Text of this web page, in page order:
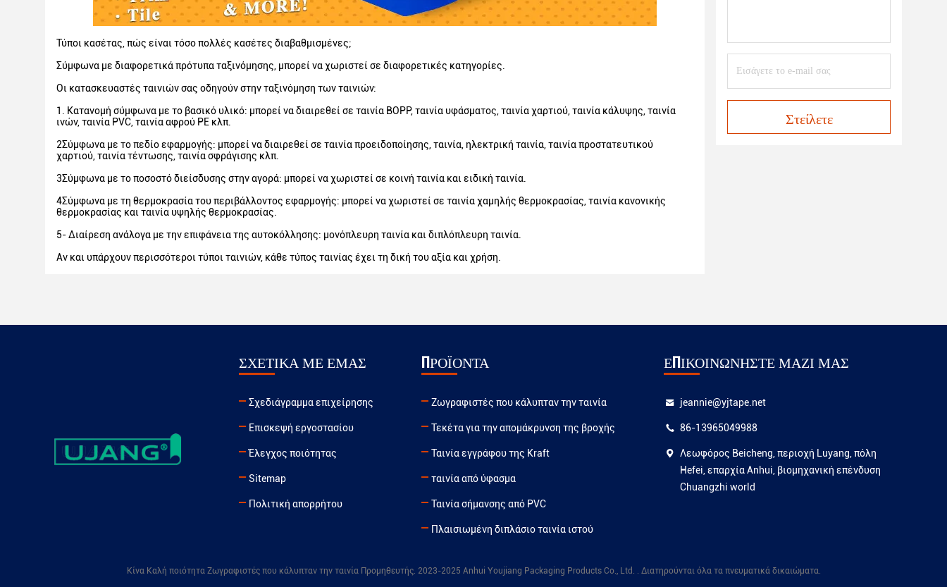
Τύποι κασέτας, πώς είναι τόσο πολλές κασέτες διαβαθμισμένες;
Σύμφωνα με διαφορετικά πρότυπα ταξινόμησης, μπορεί να χωριστεί σε διαφορετικές κατηγορίες.
Οι κατασκευαστές ταινιών σας οδηγούν στην ταξινόμηση των ταινιών:
1. Κατανομή σύμφωνα με το βασικό υλικό: μπορεί να διαιρεθεί σε ταινία BOPP, ταινία υφάσματος, ταινία χαρτιού, ταινία κάλυψης, ταινία
ινών, ταινία PVC, ταινία αφρού PE κλπ.
2Σύμφωνα με το πεδίο εφαρμογής: μπορεί να διαιρεθεί σε ταινία προειδοποίησης, ταινία, ηλεκτρική ταινία, ταινία προστατευτικού
χαρτιού, ταινία τέντωσης, ταινία σφράγισης κλπ.
3Σύμφωνα με το ποσοστό διείσδυσης στην αγορά: μπορεί να χωριστεί σε κοινή ταινία και ειδική ταινία.
4Σύμφωνα με τη θερμοκρασία του περιβάλλοντος εφαρμογής: μπορεί να χωριστεί σε ταινία χαμηλής θερμοκρασίας, ταινία κανονικής
θερμοκρασίας και ταινία υψηλής θερμοκρασίας.
5- Διαίρεση ανάλογα με την επιφάνεια της αυτοκόλλησης: μονόπλευρη ταινία και διπλόπλευρη ταινία.
Αν και υπάρχουν περισσότεροι τύποι ταινιών, κάθε τύπος ταινίας έχει τη δική του αξία και χρήση.
Στείλετε
ΣΧΕΤΙΚΆ ΜΕ ΕΜΆΣ
Σχεδιάγραμμα επιχείρησης
Επισκεψή εργοστασίου
Έλεγχος ποιότητας
Sitemap
Πολιτική απορρήτου
ΠΡΟΪΌΝΤΑ
Ζωγραφιστές που κάλυπταν την ταινία
Τεκέτα για την απομάκρυνση της βροχής
Ταινία εγγράφου της Kraft
ταινία από ύφασμα
Ταινία σήμανσης από PVC
Πλαισιωμένη διπλάσιο ταινία ιστού
ΕΠΙΚΟΙΝΩΝΉΣΤΕ ΜΑΖΊ ΜΑΣ
jeannie@yjtape.net
86-13965049988
Λεωφόρος Beicheng, περιοχή Luyang, πόλη
Hefei, επαρχία Anhui, βιομηχανική επένδυση
Chuangzhi world
Κίνα Καλή ποιότητα Ζωγραφιστές που κάλυπταν την ταινία Προμηθευτής. 2023-2025 Anhui Youjiang Packaging Products Co., Ltd. . Διατηρούνται όλα τα πνευματικά δικαιώματα.